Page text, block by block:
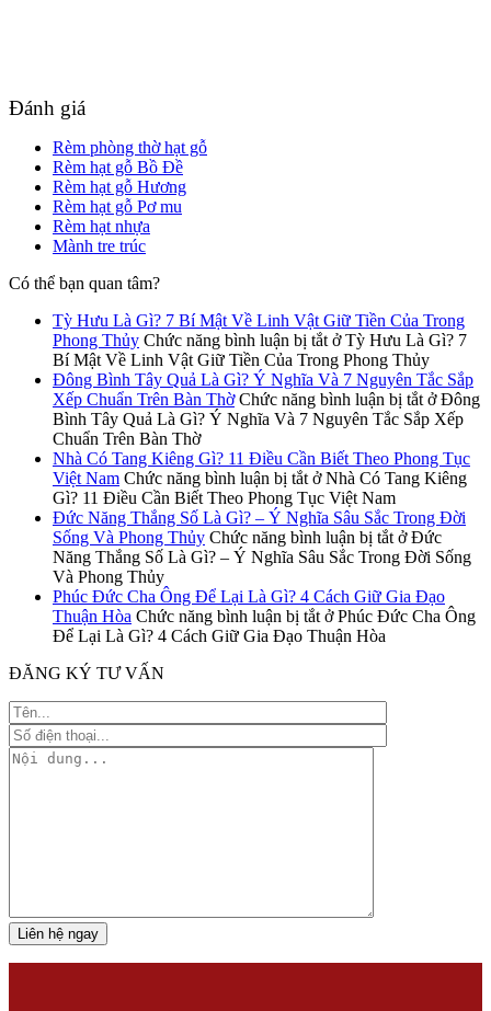
Đánh giá
Rèm phòng thờ hạt gỗ
Rèm hạt gỗ Bồ Đề
Rèm hạt gỗ Hương
Rèm hạt gỗ Pơ mu
Rèm hạt nhựa
Mành tre trúc
Có thể bạn quan tâm?
Tỳ Hưu Là Gì? 7 Bí Mật Về Linh Vật Giữ Tiền Của Trong
Phong Thủy Chức năng bình luận bị tắtở Tỳ Hưu Là Gì? 7
Bí Mật Về Linh Vật Giữ Tiền Của Trong Phong Thủy
Đông Bình Tây Quả Là Gì? Ý Nghĩa Và 7 Nguyên Tắc Sắp
Xếp Chuẩn Trên Bàn Thờ Chức năng bình luận bị tắtở Đông
Bình Tây Quả Là Gì? Ý Nghĩa Và 7 Nguyên Tắc Sắp Xếp
Chuẩn Trên Bàn Thờ
Nhà Có Tang Kiêng Gì? 11 Điều Cần Biết Theo Phong Tục
Việt Nam Chức năng bình luận bị tắtở Nhà Có Tang Kiêng
Gì? 11 Điều Cần Biết Theo Phong Tục Việt Nam
Đức Năng Thắng Số Là Gì? – Ý Nghĩa Sâu Sắc Trong Đời
Sống Và Phong Thủy Chức năng bình luận bị tắtở Đức
Năng Thắng Số Là Gì? – Ý Nghĩa Sâu Sắc Trong Đời Sống
Và Phong Thủy
Phúc Đức Cha Ông Để Lại Là Gì? 4 Cách Giữ Gia Đạo
Thuận Hòa Chức năng bình luận bị tắtở Phúc Đức Cha Ông
Để Lại Là Gì? 4 Cách Giữ Gia Đạo Thuận Hòa
ĐĂNG KÝ TƯ VẤN